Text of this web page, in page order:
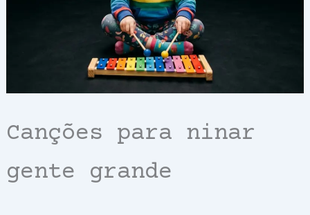
Canções para ninar
gente grande